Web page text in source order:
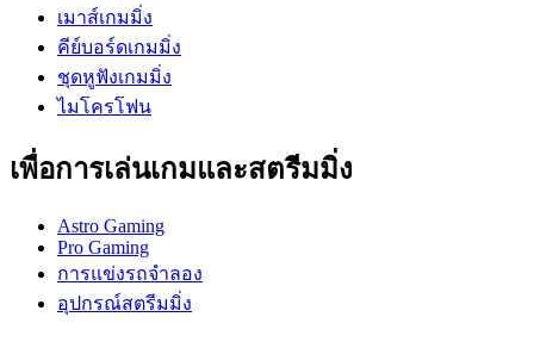
เมาส์เกมมิ่ง
คีย์บอร์ดเกมมิ่ง
ชุดหูฟังเกมมิ่ง
ไมโครโฟน
เพื่อการเล่นเกมและสตรีมมิ่ง
Astro Gaming
Pro Gaming
การแข่งรถจำลอง
อุปกรณ์สตรีมมิ่ง